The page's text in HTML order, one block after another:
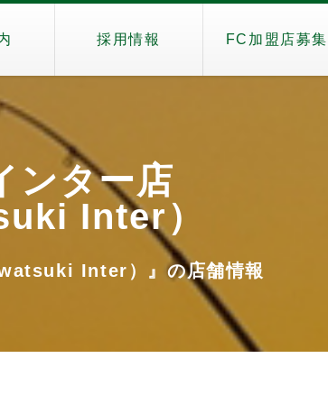
採用情報 FC加盟店募集
ンター店
Inter）
Inter）』の店舗情報